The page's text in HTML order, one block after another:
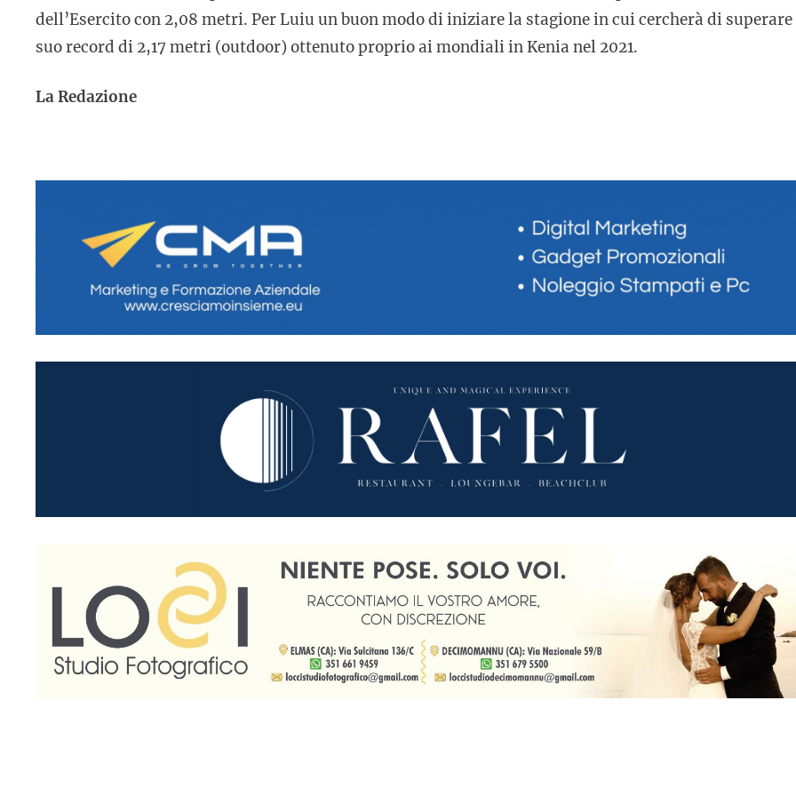
dell’Esercito con 2,08 metri. Per Luiu un buon modo di iniziare la stagione in cui cercherà di
suo record di 2,17 metri (outdoor) ottenuto proprio ai mondiali in Kenia nel 2021.
La Redazione